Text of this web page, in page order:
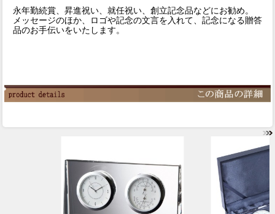
永年勤続賞、昇進祝い、就任祝い、創立記念品などにお勧め。
メッセージのほか、ロゴや記念の文言を入れて、記念になる贈答
品のお手伝いをいたします。